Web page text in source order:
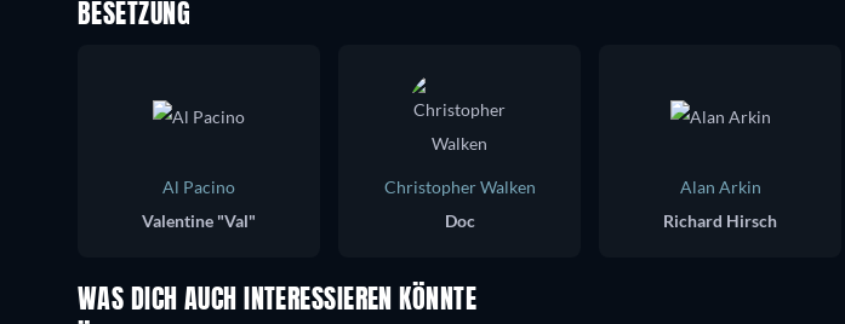
BESETZUNG
Al Pacino
Valentine "Val"
Christopher Walken
Doc
Alan Arkin
Richard Hirsch
WAS DICH AUCH INTERESSIEREN KÖNNTE